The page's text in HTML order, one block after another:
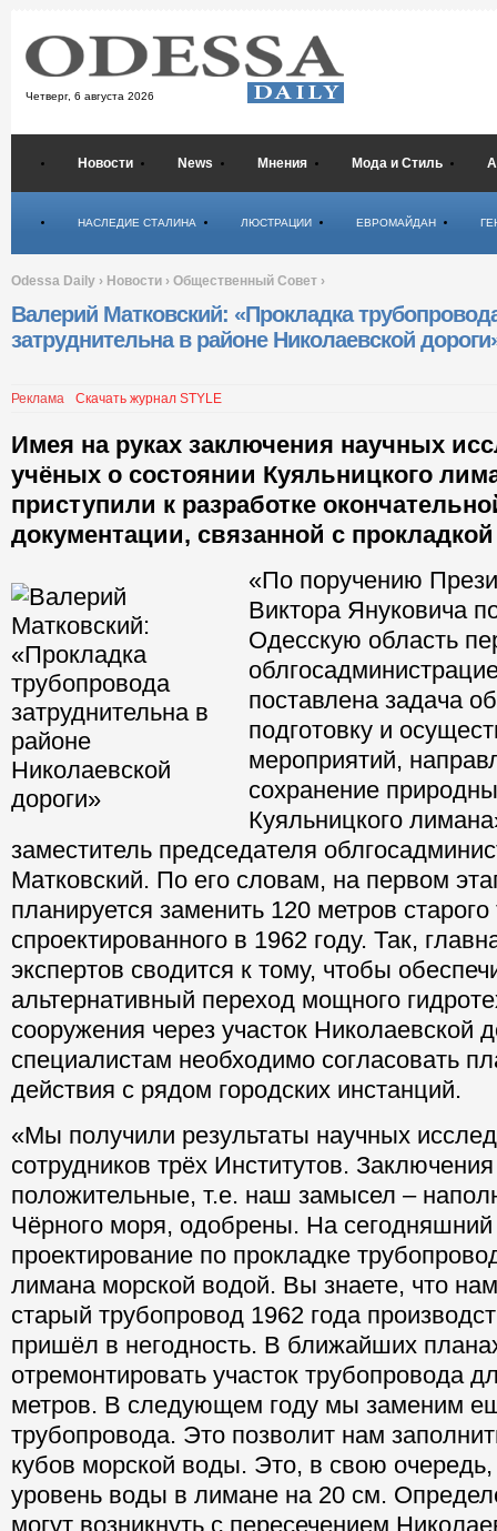
Четверг, 6 августа 2026
Новости News Мнения Мода и Стиль
НАСЛЕДИЕ СТАЛИНА ЛЮСТРАЦИИ ЕВРОМАЙДАН
Odessa Daily › Новости › Общественный Совет ›
Валерий Матковский: «Прокладка
затруднительна в районе Николаевской
Реклама Скачать журнал STYLE
Имея на руках заключения научных
учёных о состоянии Куяльницкого
приступили к разработке
документации, связанной с
«По поручению
Виктора Януковича
Одесскую область
поставлена задача
подготовку и
мероприятий,
сохранение
Куяльницкого
заместитель председателя
Матковский. По его словам, на первом
планируется заменить 120 метров
спроектированного в 1962 году. Так,
экспертов сводится к тому, чтобы
альтернативный переход мощного
сооружения через участок Николаевской
специалистам необходимо согласовать
действия с рядом городских инстанций.
«Мы получили результаты научных
сотрудников трёх Институтов.
положительные, т.е. наш замысел –
Чёрного моря, одобрены. На сегодняшний
проектирование по прокладке
лимана морской водой. Вы знаете, что
старый трубопровод 1962 года
пришёл в негодность. В ближайших
отремонтировать участок трубопровода
метров. В следующем году мы заменим
трубопровода. Это позволит нам
кубов морской воды. Это, в свою очередь,
уровень воды в лимане на 20 см.
могут возникнуть с пересечением